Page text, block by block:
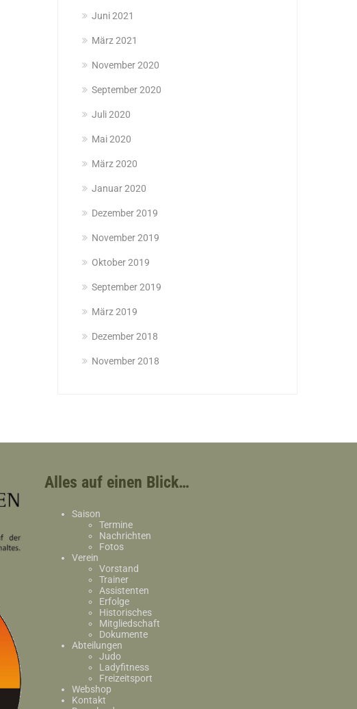
Juni 2021
März 2021
November 2020
September 2020
Juli 2020
Mai 2020
März 2020
Januar 2020
Dezember 2019
November 2019
Oktober 2019
September 2019
März 2019
Dezember 2018
November 2018
Alles auf einen Blick…
Saison
Termine
Nachrichten
Fotos
Verein
Vorstand
Trainer
Assistenten
Erfolge
Historisches
Mitgliedschaft
Dokumente
Abteilungen
Judo
Ladyfitness
Freizeitsport
Webshop
Kontakt